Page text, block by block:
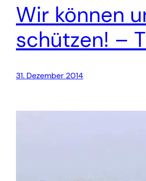
Wir können
schützen! –
31. Dezember 2014